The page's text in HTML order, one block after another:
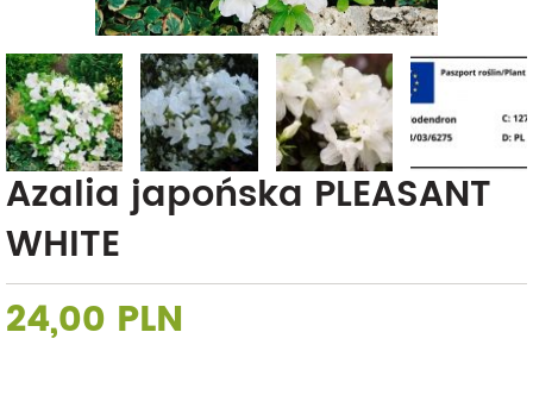
Azalia japońska PLEASANT
WHITE
24,00 PLN